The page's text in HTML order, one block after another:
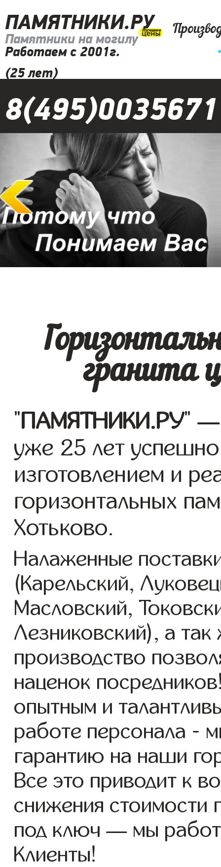
ПАМЯТНИКИ.РУ
Памятники на могилу
Работаем с 2001г.
(25 лет)
8(495)0035671
гранита
"ПАМЯТНИКИ.РУ" —
уже 25 лет
изготовлением и
горизонтальных
Хотьково.
Налаженные
(Карельский,
Масловский,
Лезниковский), а
производство
наценок
опытным и
работе персонала -
гарантию на наши
Все это приводит к
снижения стоимости
под ключ — мы
Клиенты!